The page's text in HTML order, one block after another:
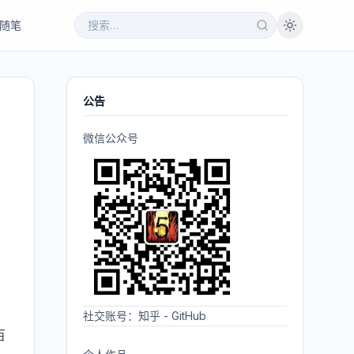
随笔
公告
微信公众号
社交账号： 知乎 - GitHub